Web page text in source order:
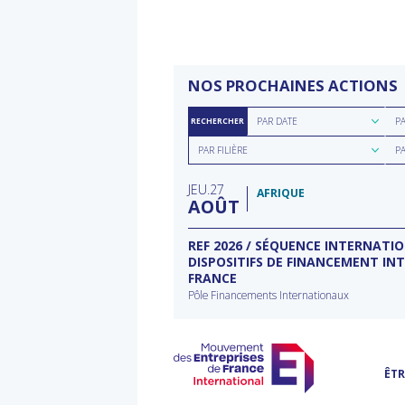
NOS PROCHAINES ACTIONS
RECHERCHER Rechercher
par
date
PAR DATE
par
Rechercher
parPAR FILIÈRE
par
JEU 27
AOÛT
AFRIQUE
REF 2026 / SÉQUENCE
DISPOSITIFS DE FINANCEMENT
FRANCE
Pôle Financements Internationaux